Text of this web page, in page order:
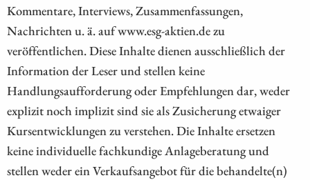
Kommentare, Interviews, Zusammenfassungen,
Nachrichten u. ä. auf www.esg-aktien.de zu
veröffentlichen. Diese Inhalte dienen ausschließlich der
Information der Leser und stellen keine
Handlungsaufforderung oder Empfehlungen dar, weder
explizit noch implizit sind sie als Zusicherung etwaiger
Kursentwicklungen zu verstehen. Die Inhalte ersetzen
keine individuelle fachkundige Anlageberatung und
stellen weder ein Verkaufsangebot für die behandelte(n)